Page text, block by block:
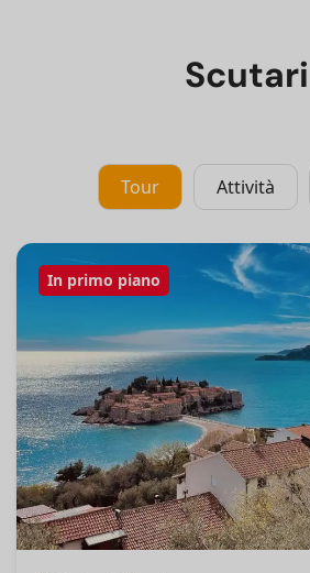
Scutari
Tour Attività
In primo piano